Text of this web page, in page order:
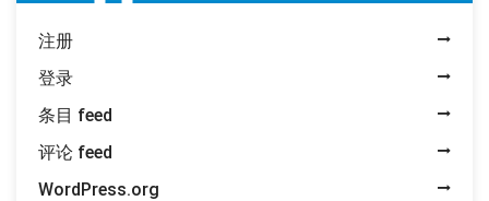
注册
登录
条目 feed
评论 feed
WordPress.org